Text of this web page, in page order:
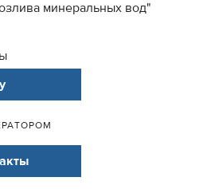
минеральных вод"